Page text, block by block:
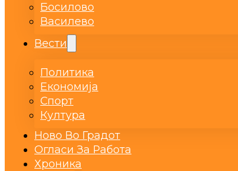
Босилово
Василево
Вести
Политика
Економија
Спорт
Култура
Ново Во Градот
Огласи За Работа
Хроника